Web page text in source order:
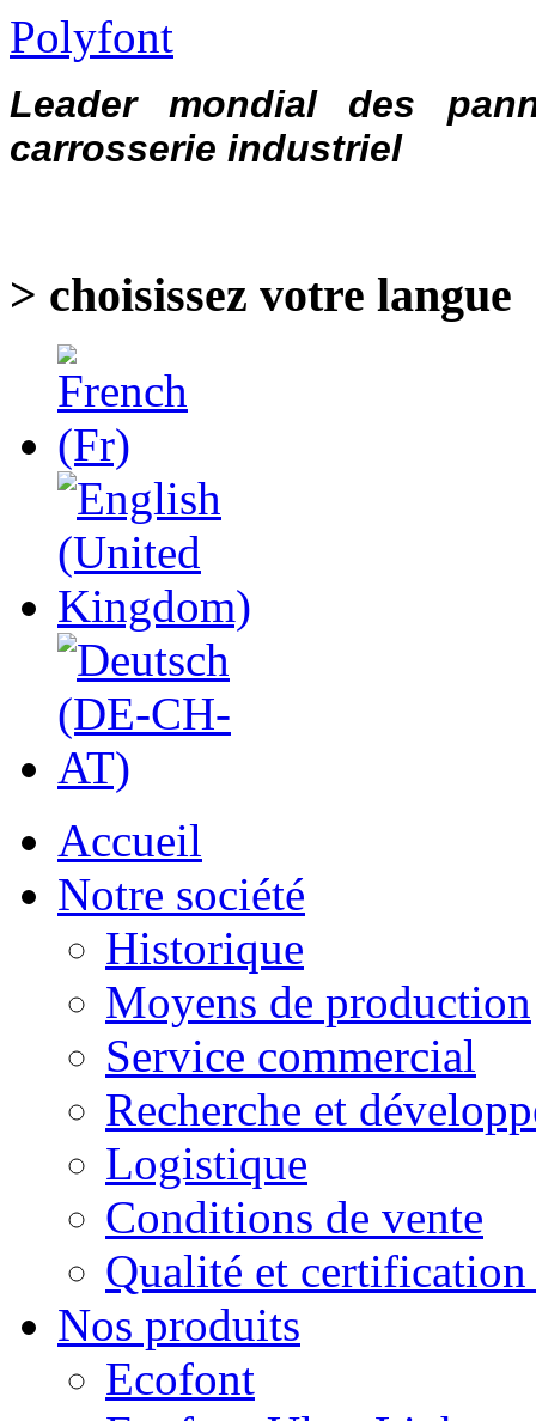
Polyfont
Leader mondial des
carrosserie industriel
> choisissez votre langue
Accueil
Notre société
Historique
Moyens de production
Service commercial
Recherche et
Logistique
Conditions de vente
Qualité et
Nos produits
Ecofont